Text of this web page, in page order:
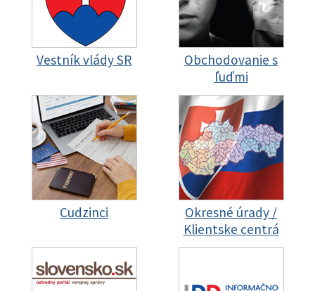
Vestník vlády SR
Obchodovanie s
ľuďmi
Cudzinci
Okresné úrady /
Klientske centrá